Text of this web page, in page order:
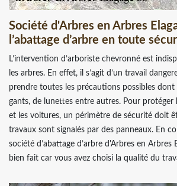
Société d'Arbres en Arbres
l’abattage d’arbre en toute
L’intervention d’arboriste chevronné est
les arbres. En effet, il s’agit d’un travail
prendre toutes les précautions possibles
gants, de lunettes entre autres. Pour protéger
et les voitures, un périmètre de sécurité doit
travaux sont signalés par des panneaux. En
société d’abattage d’arbre d'Arbres en Arbres
bien fait car vous avez choisi la qualité du